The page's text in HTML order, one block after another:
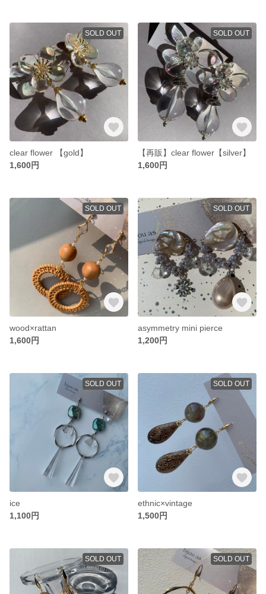
SOLD OUT
clear flower 【gold】
1,600円
SOLD OUT
【再販】clear flower【silver】
1,600円
SOLD OUT
wood×rattan
1,600円
SOLD OUT
asymmetry mini pierce
1,200円
SOLD OUT
ice
1,100円
SOLD OUT
ethnic×vintage
1,500円
SOLD OUT SOLD OUT